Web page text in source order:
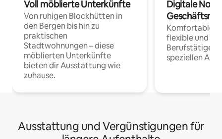
Voll möblierte Unterkünfte
Von ruhigen Blockhütten in
den Bergen bis hin zu
praktischen
Stadtwohnungen – diese
möblierten Unterkünfte
bieten dir Ausstattung wie
zuhause.
Digitale
Komfortable
flexible und
Berufstätige
speziellen
Ausstattung und Vergünstigungen für